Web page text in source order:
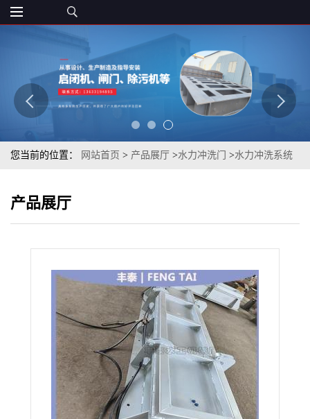
您当前的位置： 网站首页 > 产品展厅 >水力冲洗门 >水力冲洗系统
产品展厅